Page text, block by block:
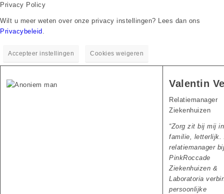
Privacy Policy
Wilt u meer weten over onze privacy instellingen? Lees dan ons
Privacybeleid
Accepteer instellingen Cookies weigeren
Valentin
Relatiemanager
Ziekenhuizen
“Zorg zit bij mij
familie, letterlijk.
relatiemanager bij
PinkRoccade
Ziekenhuizen &
Laboratoria
persoonlijke